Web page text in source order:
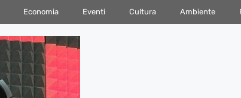
Economia Eventi Cultura Ambiente